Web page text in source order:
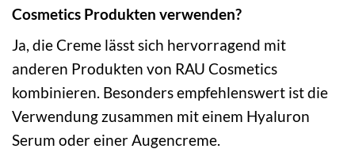
Cosmetics Produkten verwenden?
Ja, die Creme lässt sich hervorragend mit
anderen Produkten von RAU Cosmetics
kombinieren. Besonders empfehlenswert ist die
Verwendung zusammen mit einem Hyaluron
Serum oder einer Augencreme.